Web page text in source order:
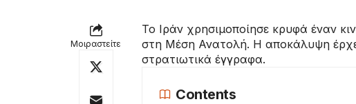
Μοιραστείτε
Το Ιράν χρησιμοποίησε κρυφά έναν
στη Μέση Ανατολή. Η αποκάλυψη
στρατιωτικά έγγραφα.
Contents